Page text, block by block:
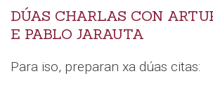
DÚAS CHARLAS CON
E PABLO JARAUTA
Para iso, preparan xa dúas citas: